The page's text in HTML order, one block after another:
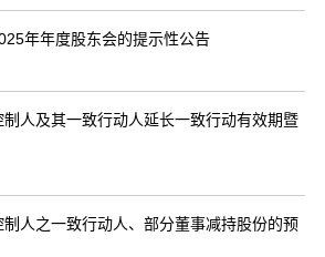
年年度股东会的提示性公告
人及其一致行动人延长一致行动有效期暨
人之一致行动人、部分董事减持股份的预